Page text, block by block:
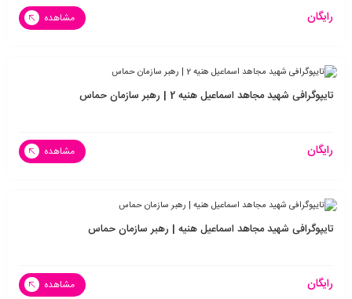
رایگان مشاهده
تایپوگرافی شهید مجاهد اسماعیل هنیه 2 | رهبر سازمان حماس
رایگان مشاهده
تایپوگرافی شهید مجاهد اسماعیل هنیه | رهبر سازمان حماس
رایگان مشاهده